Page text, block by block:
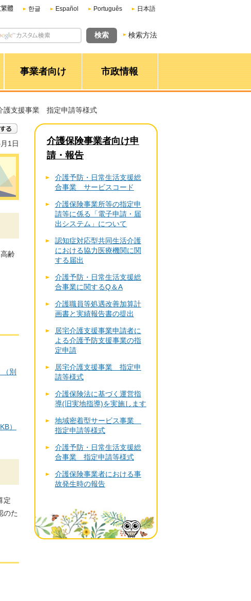
繁體 한글 Español Português
日本語
検索方法
事業者向け 市政情報
護支援事業 指定申請等様式
1日
齢
（別
）
定
のた
介護保険事業者向け申
請・報告
介護予防・日常生活支援総
合事業 サービスコード
介護保険事業所等の指定申
請等に係る「電子申請・届
出システム」について
認知症対応型共同生活介護
における協力医療機関に関
する届出
介護予防・日常生活支援総
合事業に関するQ＆A
介護職員等処遇改善加算計
画書と実績報告書の提出
居宅介護支援事業申請者に
よる介護予防支援事業の指
定申請
居宅介護支援事業 指定申
請等様式
介護保険法に基づく運営指
導(旧実地指導)を実施します
地域密着型サービス事業
指定申請等様式
介護予防・日常生活支援総
合事業 指定申請等様式
介護保険事業者における事
故発生時の報告